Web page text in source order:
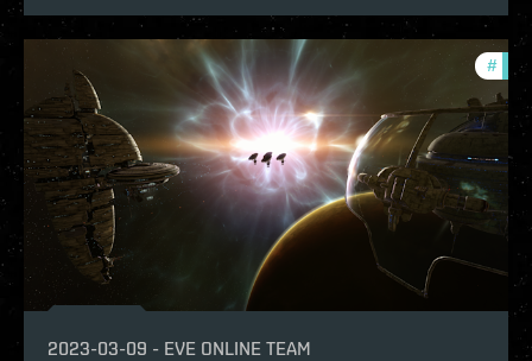
#
2023-03-09 - EVE ONLINE TEAM